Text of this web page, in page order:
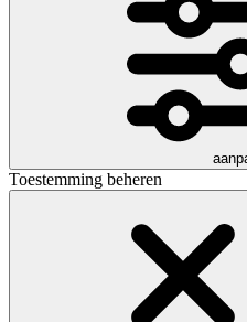
Toestemming beheren